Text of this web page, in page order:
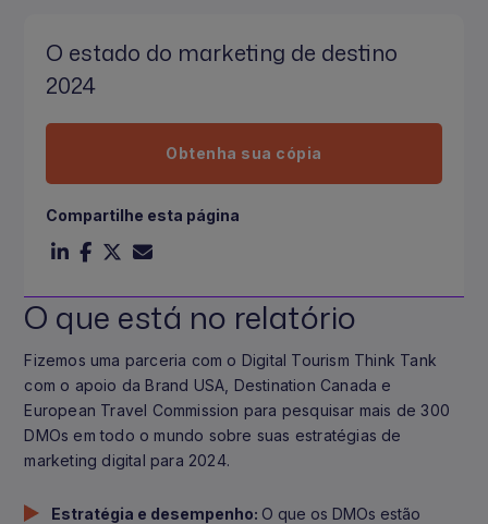
O que está no relatório
Fizemos uma parceria com o Digital Tourism Think Tank
com o apoio da Brand USA, Destination Canada e
European Travel Commission para pesquisar mais de 300
DMOs em todo o mundo sobre suas estratégias de
marketing digital para 2024.
Estratégia e desempenho: O que os DMOs estão
O estado do marketing de destino
2024
Obtenha sua cópia
Compartilhe esta página